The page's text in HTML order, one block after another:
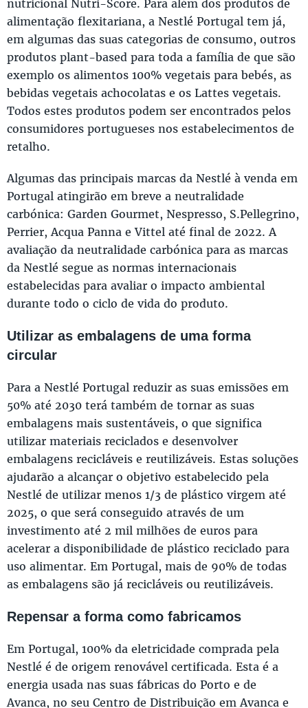
nutricional Nutri-Score. Para além dos produtos de
alimentação flexitariana, a Nestlé Portugal tem já,
em algumas das suas categorias de consumo, outros
produtos plant-based para toda a família de que são
exemplo os alimentos 100% vegetais para bebés, as
bebidas vegetais achocolatas e os Lattes vegetais.
Todos estes produtos podem ser encontrados pelos
consumidores portugueses nos estabelecimentos de
retalho.
Algumas das principais marcas da Nestlé à venda em
Portugal atingirão em breve a neutralidade
carbónica: Garden Gourmet, Nespresso, S.Pellegrino,
Perrier, Acqua Panna e Vittel até final de 2022. A
avaliação da neutralidade carbónica para as marcas
da Nestlé segue as normas internacionais
estabelecidas para avaliar o impacto ambiental
durante todo o ciclo de vida do produto.
Utilizar as embalagens de uma forma
circular
Para a Nestlé Portugal reduzir as suas emissões em
50% até 2030 terá também de tornar as suas
embalagens mais sustentáveis, o que significa
utilizar materiais reciclados e desenvolver
embalagens recicláveis e reutilizáveis. Estas soluções
ajudarão a alcançar o objetivo estabelecido pela
Nestlé de utilizar menos 1/3 de plástico virgem até
2025, o que será conseguido através de um
investimento até 2 mil milhões de euros para
acelerar a disponibilidade de plástico reciclado para
uso alimentar. Em Portugal, mais de 90% de todas
as embalagens são já recicláveis ou reutilizáveis.
Repensar a forma como fabricamos
Em Portugal, 100% da eletricidade comprada pela
Nestlé é de origem renovável certificada. Esta é a
energia usada nas suas fábricas do Porto e de
Avanca, no seu Centro de Distribuição em Avanca e